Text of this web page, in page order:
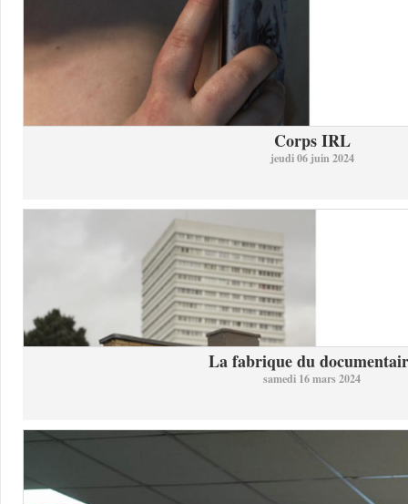
Corps IRL
jeudi 06 juin 2024
La fabrique du
samedi 16 mars 2024